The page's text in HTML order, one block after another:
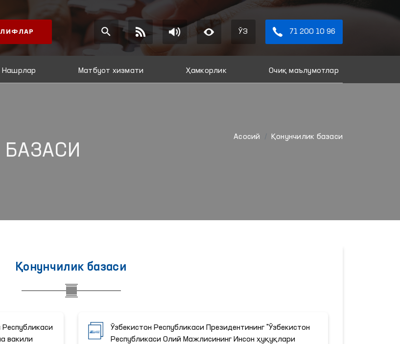
ЎЗ 71 200 10 96
Нашрлар Матбуот хизмати Ҳамкорлик Очиқ маълумотлар
Aсосий Қонунчилик базаси
Қонунчилик базаси
Республикаси
вакили
Ўзбекистон Республикаси Президентининг "Ўзбекистон
Республикаси Олий Мажлисининг Инсон ҳуқуқлари